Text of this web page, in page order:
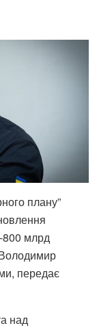
плану”
800 млрд
передає
над